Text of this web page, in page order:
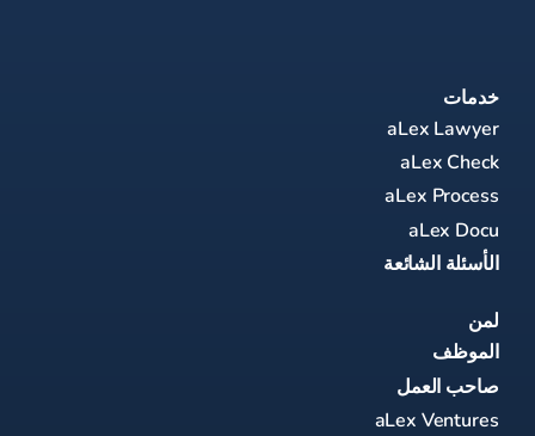
خدمات
aLex Lawyer
aLex Check
aLex Process
aLex Docu
الأسئلة الشائعة
لمن
الموظف
صاحب العمل
aLex Ventures